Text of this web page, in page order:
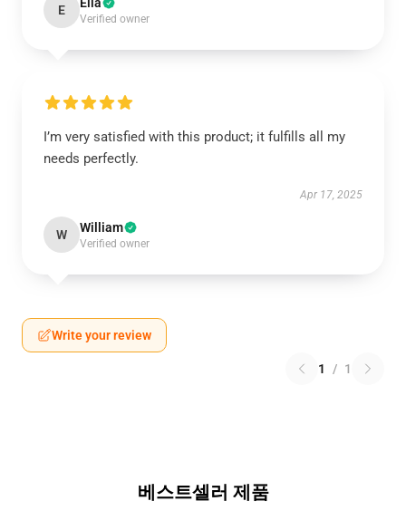
E
Verified owner
I’m very satisfied with this product; it fulfills all my
needs perfectly.
Apr 17, 2025
W William
Verified owner
Write your review
1 / 1
베스트셀러 제품